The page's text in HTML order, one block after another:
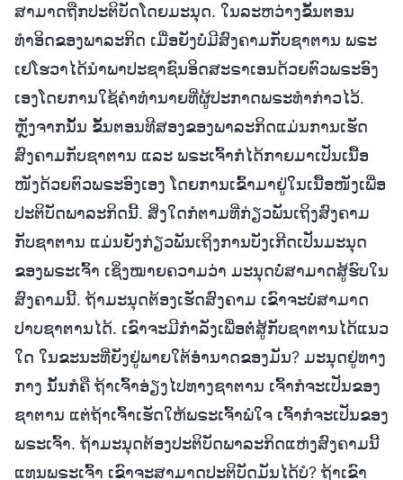
ສາມາດຖືກປະຕິບັດໂດຍມະນຸດ. ໃນລະຫວ່າງຂັ້ນຕອນ
ທຳອິດຂອງພາລະກິດ ເມື່ອຍັງບໍ່ມີສົງຄາມກັບຊາຕານ ພຣະ
ເຢໂຮວາໄດ້ນໍາພາປະຊາຊົນອິດສະຣາເອນດ້ວຍຕົວພຣະອົງ
ເອງໂດຍການໃຊ້ຄຳທຳນາຍທີ່ຜູ້ປະກາດພຣະທຳກ່າວໄວ້.
ຫຼັງຈາກນັ້ນ ຂັ້ນຕອນທີສອງຂອງພາລະກິດແມ່ນການເຮັດ
ສົງຄາມກັບຊາຕານ ແລະ ພຣະເຈົ້າກໍໄດ້ກາຍມາເປັນເນື້ອ
ໜັງດ້ວຍຕົວພຣະອົງເອງ ໂດຍການເຂົ້າມາຢູ່ໃນເນື້ອໜັງເພື່ອ
ປະຕິບັດພາລະກິດນີ້. ສິ່ງໃດກໍຕາມທີ່ກ່ຽວພັນເຖິງສົງຄາມ
ກັບຊາຕານ ແມ່ນຍັງກ່ຽວພັນເຖິງການບັງເກີດເປັນມະນຸດ
ຂອງພຣະເຈົ້າ ເຊິ່ງໝາຍຄວາມວ່າ ມະນຸດບໍ່ສາມາດສູ້ຮົບໃນ
ສົງຄາມນີ້. ຖ້າມະນຸດຕ້ອງເຮັດສົງຄາມ ເຂົາຈະບໍ່ສາມາດ
ປາບຊາຕານໄດ້. ເຂົາຈະມີກຳລັງເພື່ອຕໍ່ສູ້ກັບຊາຕານໄດ້ແນວ
ໃດ ໃນຂະນະທີ່ຍັງຢູ່ພາຍໃຕ້ອຳນາດຂອງມັນ? ມະນຸດຢູ່ທາງ
ກາງ ນັ້ນກໍຄື ຖ້າເຈົ້າອ່ຽງໄປທາງຊາຕານ ເຈົ້າກໍຈະເປັນຂອງ
ຊາຕານ ແຕ່ຖ້າເຈົ້າເຮັດໃຫ້ພຣະເຈົ້າພໍໃຈ ເຈົ້າກໍຈະເປັນຂອງ
ພຣະເຈົ້າ. ຖ້າມະນຸດຕ້ອງປະຕິບັດພາລະກິດແຫ່ງສົງຄາມນີ້
ແທນພຣະເຈົ້າ ເຂົາຈະສາມາດປະຕິບັດມັນໄດ້ບໍ? ຖ້າເຂົາ